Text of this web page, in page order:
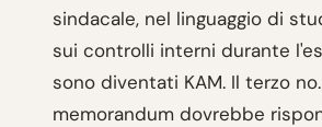
sindacale, nel linguaggio di
sui controlli interni durante
sono diventati KAM. Il terzo
memorandum dovrebbe